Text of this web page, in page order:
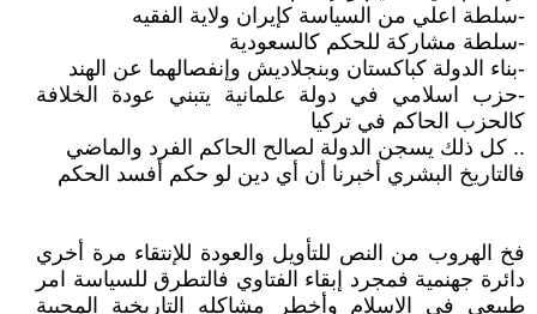
-سلطة اعلي من السياسة كإيران ولاية الفقيه
-سلطة مشاركة للحكم كالسعودية
-بناء الدولة كباكستان وبنجلاديش وإنفصالهما عن الهند
-حزب اسلامي في دولة علمانية يتبني عودة الخلافة
كالحزب الحاكم في تركيا
.. كل ذلك يسجن الدولة لصالح الحاكم الفرد والماضي
فالتاريخ البشري أخبرنا أن أي دين لو حكم أفسد الحكم
فخ الهروب من النص للتأويل والعودة للإنتقاء مرة أخري
دائرة جهنمية فمجرد إبقاء الفتاوي فالتطرق للسياسة امر
طبيعي في الاسلام وأخطر مشاكله التاريخية المحببة